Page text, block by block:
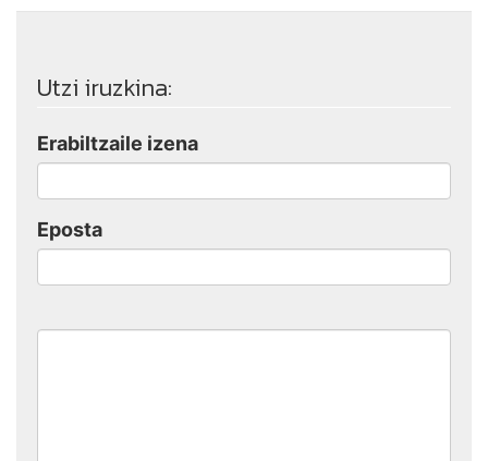
Utzi iruzkina:
Erabiltzaile izena
Eposta